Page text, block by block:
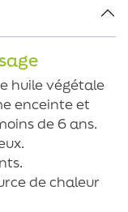
huile végétale
enceinte et
de 6 ans.
de chaleur